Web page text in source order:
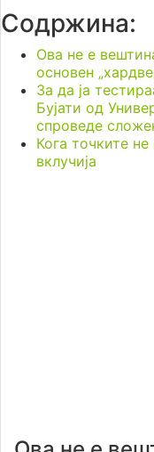
Содржина:
Ова не е
основен
За да ја
Бујати од
спроведе
Кога точките
вклучија